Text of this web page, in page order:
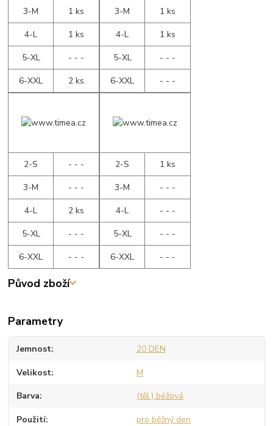
3-M
1 ks
4-L
1 ks
5-XL
- - -
6-XXL
2 ks
3-M
1 ks
4-L
1 ks
5-XL
- - -
6-XXL
- - -
2-S
- - -
3-M
- - -
4-L
2 ks
5-XL
- - -
6-XXL
- - -
2-S
1 ks
3-M
- - -
4-L
- - -
5-XL
- - -
6-XXL
- - -
Původ zboží
Parametry
Jemnost 20 DEN
Velikost M
Barva (těl.) béžová
Použití pro běžný den